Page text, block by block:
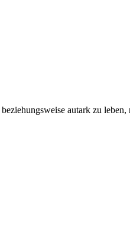
autark zu leben,